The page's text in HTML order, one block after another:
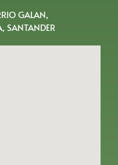
GALAN,
SANTANDER